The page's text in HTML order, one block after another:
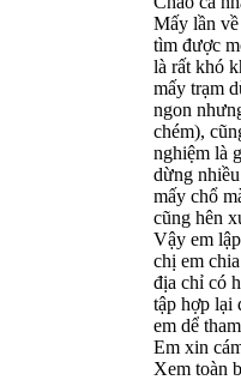
Mấy lần
tìm được
là rất khó
mấy trạm
ngon
chém),
nghiệm là
dừng
mấy chổ
cũng hên
Vậy em
chị em
địa chỉ có
tập hợp lại
em dể
Em xin
Xem toàn